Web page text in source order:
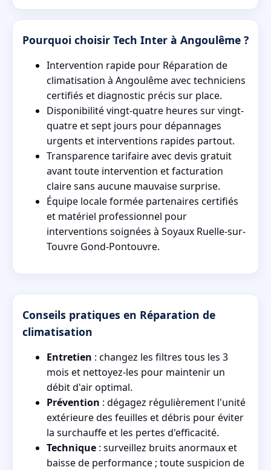
Pourquoi choisir Tech Inter à Angoulême ?
Intervention rapide pour Réparation de
climatisation à Angoulême avec techniciens
certifiés et diagnostic précis sur place.
Disponibilité vingt-quatre heures sur vingt-
quatre et sept jours pour dépannages
urgents et interventions rapides partout.
Transparence tarifaire avec devis gratuit
avant toute intervention et facturation
claire sans aucune mauvaise surprise.
Équipe locale formée partenaires certifiés
et matériel professionnel pour
interventions soignées à Soyaux Ruelle-sur-
Touvre Gond-Pontouvre.
Conseils pratiques en Réparation de
climatisation
Entretien : changez les filtres tous les 3
mois et nettoyez-les pour maintenir un
débit d'air optimal.
Prévention : dégagez régulièrement l'unité
extérieure des feuilles et débris pour éviter
la surchauffe et les pertes d'efficacité.
Technique : surveillez bruits anormaux et
baisse de performance ; toute suspicion de